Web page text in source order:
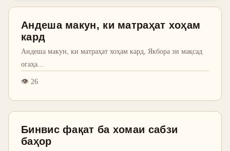
Андеша макун, ки матраҳат хоҳам
кард
Андеша макун, ки матраҳат хоҳам кард, Якбора зи мақсад
огаҳа
👁 26
Бинвис фақат ба хомаи сабзи
баҳор